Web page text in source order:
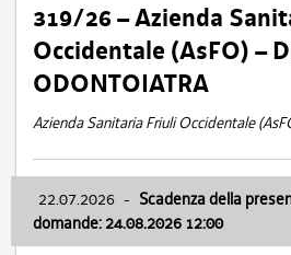
319/26 – Azienda
Occidentale (AsFO) –
ODONTOIATRA
Azienda Sanitaria Friuli Occidentale
22.07.2026 - Scadenza della
domande: 24.08.2026 12:00